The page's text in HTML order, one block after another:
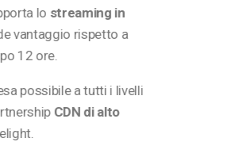
lo streaming in
vantaggio rispetto a
12 ore.
possibile a tutti i livelli
CDN di alto